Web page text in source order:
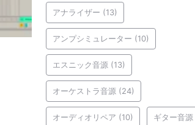
アナライザー (13)
アンプシミュレーター (10)
エスニック音源 (13)
オーケストラ音源 (24)
オーディオリペア (10) ギター音源